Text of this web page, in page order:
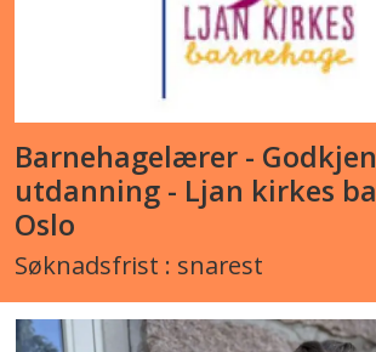
Barnehagelærer -
utdanning - Ljan kirkes
Oslo
Søknadsfrist : snarest